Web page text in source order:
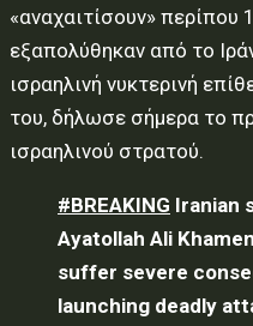
«αναχαιτίσουν» περίπου
εξαπολύθηκαν από το
ισραηλινή νυκτερινή
του, δήλωσε σήμερα το
ισραηλινού στρατού.
#BREAKING Iranian
Ayatollah Ali
suffer severe
launching deadly